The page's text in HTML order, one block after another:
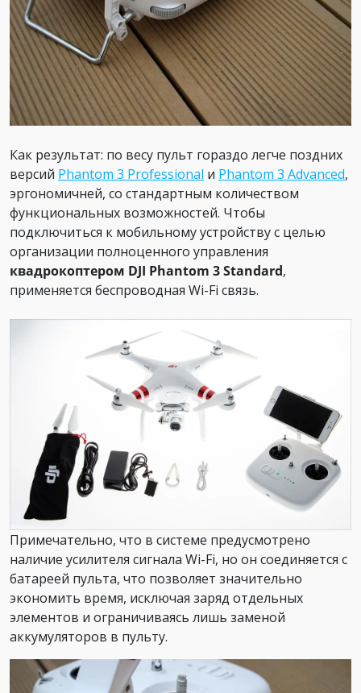
Как результат: по весу пульт гораздо легче поздних
версий Phantom 3 Professional и Phantom 3 Advanced,
эргономичней, со стандартным количеством
функциональных возможностей. Чтобы
подключиться к мобильному устройству с целью
организации полноценного управления
квадрокоптером DJI Phantom 3 Standard,
применяется беспроводная Wi-Fi связь.
Примечательно, что в системе предусмотрено
наличие усилителя сигнала Wi-Fi, но он соединяется с
батареей пульта, что позволяет значительно
экономить время, исключая заряд отдельных
элементов и ограничиваясь лишь заменой
аккумуляторов в пульту.